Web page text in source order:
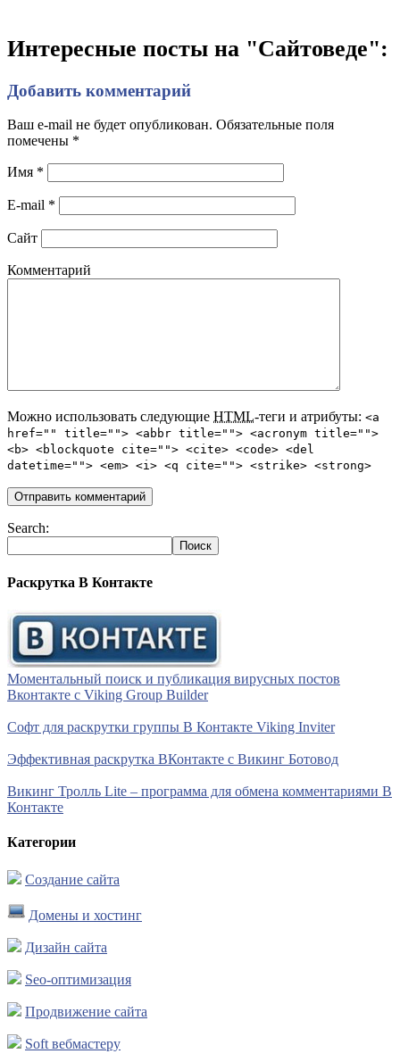
Интересные посты на "Сайтоведе":
Добавить комментарий
Ваш e-mail не будет опубликован. Обязательные поля
помечены *
Имя *
E-mail *
Сайт
Комментарий
Можно использовать следующие HTML-теги и атрибуты: <a
href="" title=""> <abbr title=""> <acronym title="">
<b> <blockquote cite=""> <cite> <code> <del
datetime=""> <em> <i> <q cite=""> <strike> <strong>
Search:
Раскрутка В Контакте
Моментальный поиск и публикация вирусных постов
Вконтакте с Viking Group Builder
Софт для раскрутки группы В Контакте Viking Inviter
Эффективная раскрутка ВКонтакте с Викинг Ботовод
Викинг Тролль Lite – программа для обмена комментариями В
Контакте
Категории
Создание сайта
Домены и хостинг
Дизайн сайта
Seo-оптимизация
Продвижение сайта
Soft вебмастеру